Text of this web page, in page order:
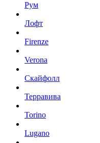
Рум
Лофт
Firenze
Verona
Скайфолл
Терравива
Torino
Lugano